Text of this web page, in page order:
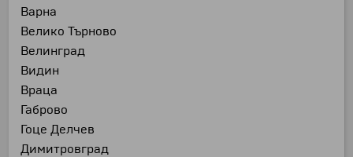
Варна
Велико Търново
Велинград
Видин
Враца
Габрово
Гоце Делчев
Димитровград